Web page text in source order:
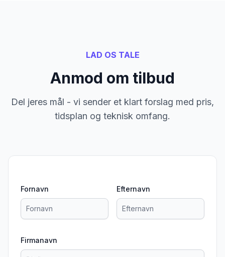
LAD OS TALE
Anmod om tilbud
Del jeres mål - vi sender et klart forslag med pris,
tidsplan og teknisk omfang.
Fornavn Efternavn
Firmanavn